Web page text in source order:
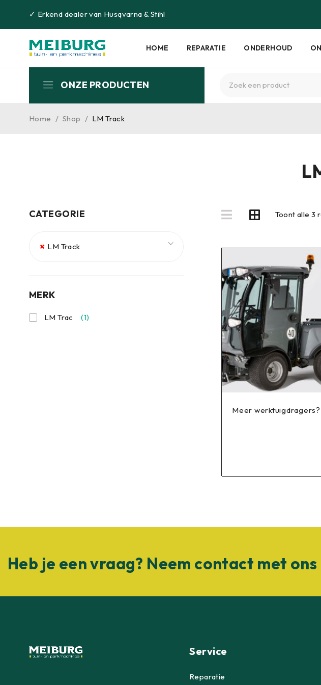
✓ Erkend dealer van Husqvarna &Stihl
HOME REPARATIE ONDERHOUD
ONZE PRODUCTEN
Home / Shop / LM Track
CATEGORIE
× LM Track
MERK
LM Trac (1)
Toont alle 3
Meer werktuigdragers?
Heb je een vraag? Neem contact met ons
Service
Reparatie